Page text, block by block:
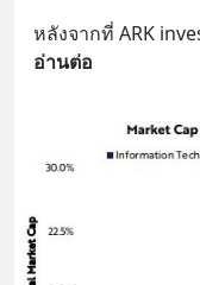
หลังจากที่ ARK
อ่านต่อ